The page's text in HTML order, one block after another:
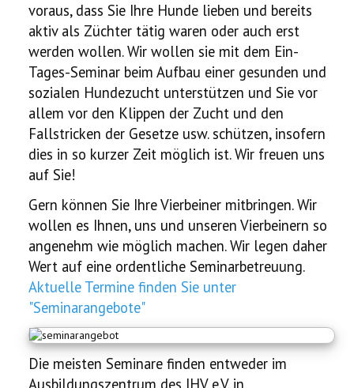
Ausbildung
Ausstellung
Ratgeber
Service
Termine
Neues
voraus, dass Sie Ihre Hunde lieben und bereits
aktiv als Züchter tätig waren oder auch erst
werden wollen. Wir wollen sie mit dem Ein-
Tages-Seminar beim Aufbau einer gesunden und
sozialen Hundezucht unterstützen und Sie vor
allem vor den Klippen der Zucht und den
Fallstricken der Gesetze usw. schützen, insofern
dies in so kurzer Zeit möglich ist. Wir freuen uns
auf Sie!
Gern können Sie Ihre Vierbeiner mitbringen. Wir
wollen es Ihnen, uns und unseren Vierbeinern so
angenehm wie möglich machen. Wir legen daher
Wert auf eine ordentliche Seminarbetreuung.
Aktuelle Termine finden Sie unter
"Seminarangebote"
Die meisten Seminare finden entweder im
Ausbildungszentrum des IHV e.V. in